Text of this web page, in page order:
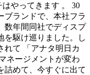
やってきます 。 30
ブランドで、本社フラ
数年間同社でディスプ
を駆け巡りました。し
れて 「アナタ明日カ
ネージメントが変わ
詰めて、今すぐに出て